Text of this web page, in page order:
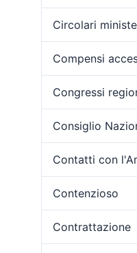
Circolari
Compensi
Congressi
Consiglio
Contatti con
Contenzioso
Contrattazione